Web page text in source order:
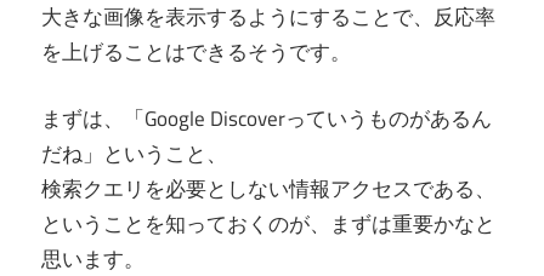
大きな画像を表示するようにすることで、反応率
を上げることはできるそうです。
まずは、「Google Discoverっていうものがあるん
だね」ということ、
検索クエリを必要としない情報アクセスである、
ということを知っておくのが、まずは重要かなと
思います。